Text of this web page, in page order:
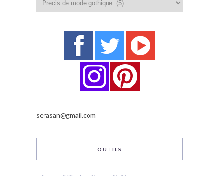
serasan@gmail.com
OUTILS